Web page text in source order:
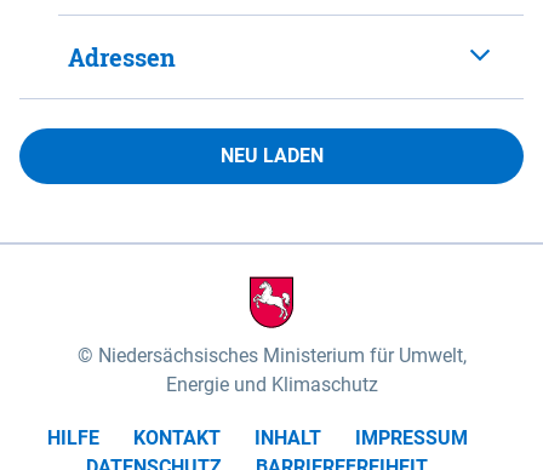
Adressen
NEU LADEN
Niedersächsisches Ministerium für Umwelt,
Energie und Klimaschutz
HILFE KONTAKT INHALT
IMPRESSUM